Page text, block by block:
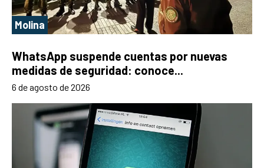
Molina
WhatsApp suspende cuentas por nuevas
medidas de seguridad: conoce...
6 de agosto de 2026